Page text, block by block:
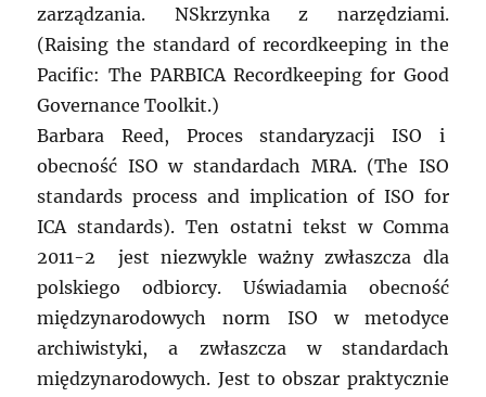
zarządzania. NSkrzynka z narzędziami.
(Raising the standard of recordkeeping in the
Pacific: The PARBICA Recordkeeping for Good
Governance Toolkit.)
Barbara Reed, Proces standaryzacji ISO i
obecność ISO w standardach MRA. (The ISO
standards process and implication of ISO for
ICA standards). Ten ostatni tekst w Comma
2011-2 jest niezwykle ważny zwłaszcza dla
polskiego odbiorcy. Uświadamia obecność
międzynarodowych norm ISO w metodyce
archiwistyki, a zwłaszcza w standardach
międzynarodowych. Jest to obszar praktycznie